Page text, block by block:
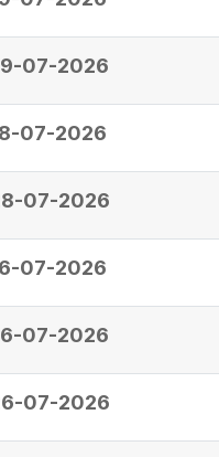
07-2026
07-2026
07-2026
07-2026
07-2026
07-2026